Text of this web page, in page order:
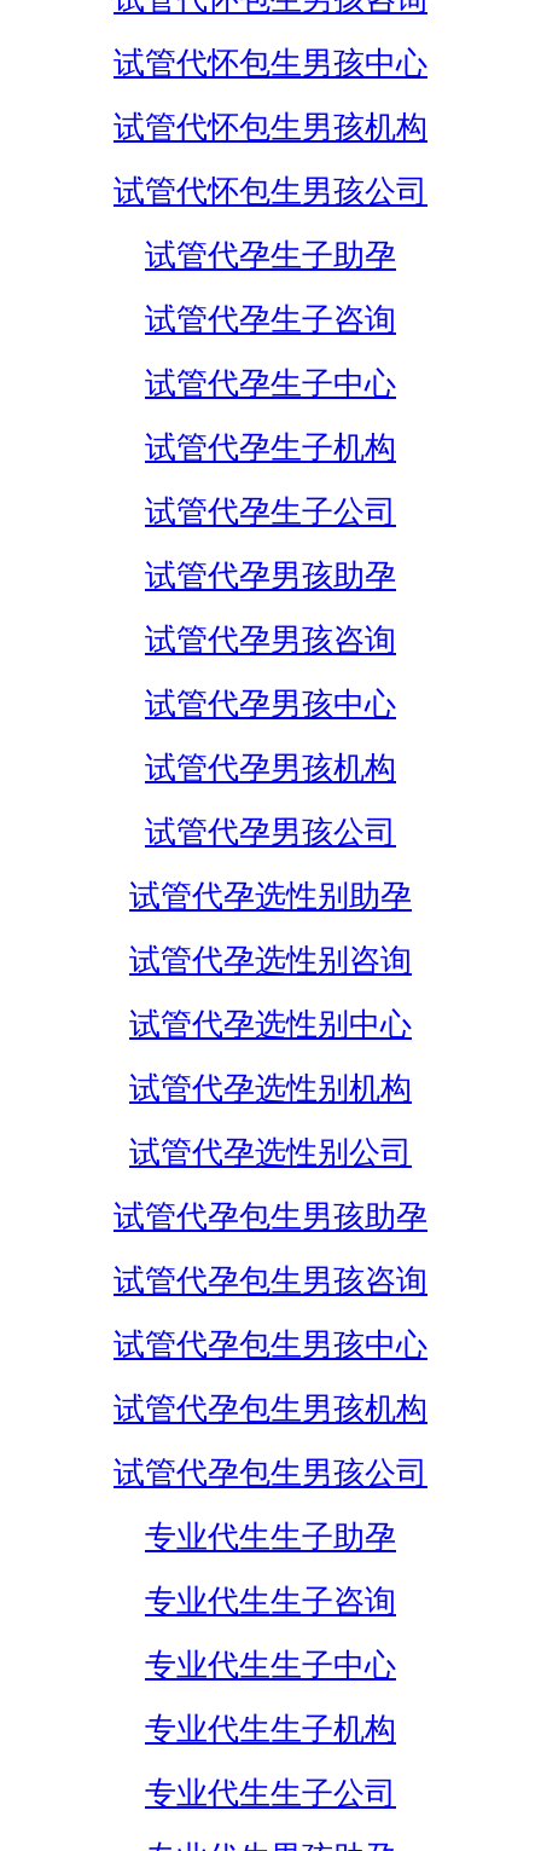
试管代怀包生男孩中心
试管代怀包生男孩机构
试管代怀包生男孩公司
试管代孕生子助孕
试管代孕生子咨询
试管代孕生子中心
试管代孕生子机构
试管代孕生子公司
试管代孕男孩助孕
试管代孕男孩咨询
试管代孕男孩中心
试管代孕男孩机构
试管代孕男孩公司
试管代孕选性别助孕
试管代孕选性别咨询
试管代孕选性别中心
试管代孕选性别机构
试管代孕选性别公司
试管代孕包生男孩助孕
试管代孕包生男孩咨询
试管代孕包生男孩中心
试管代孕包生男孩机构
试管代孕包生男孩公司
专业代生生子助孕
专业代生生子咨询
专业代生生子中心
专业代生生子机构
专业代生生子公司